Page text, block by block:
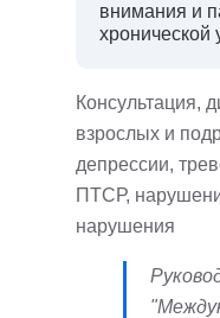
внимания и
хронической
Консультация,
взрослых и
депрессии,
ПТСР,
нарушения